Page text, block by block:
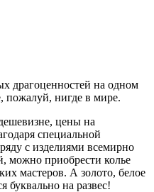
драгоценностей на одном
пожалуй, нигде в мире.
цены на
специальной
с изделиями всемирно
можно приобрести колье
мастеров. А золото, белое
буквально на развес!